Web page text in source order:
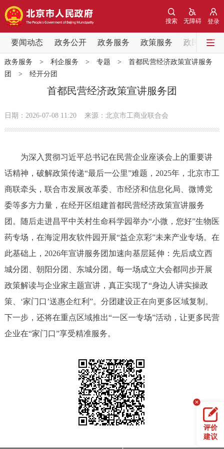
登录
无障碍
搜索
要闻动态 政务公开 政务服务 政策服务 政民互动
要闻动态
党中央精神 国务院信息 中央部委动态
北京要闻 会议信息 部门动态
各区热点
政务公开
市领导 机构职能 政策服务
政策兑现 政策解读 回应关切
决策公开 专题公开
个人服务 法人服务 部门服务
便民服务 利企服务 投资项目
12345网上接诉即办 我要咨询 我要建议
政务服务 > 利企服务 > 专题 > 首都民营经济政策宣讲服务
团
> 经开分团
首都民营经济政策宣讲服务团
日期：2026-07-08 11:20 来源：北京市工商业联合会
为深入贯彻习近平总书记在民营企业座谈会上的重要讲
话精神，破解政策传递“最后一公里”难题，2025年，北京市工
商联牵头，联合市发展改革委、市经济和信息化局、微博党
委等多方力量，在经开区组建首都民营经济政策宣讲服务
团。随后走进昌平中关村生命科学园举办“小微，您好”生物医
药专场，在海淀用友软件园开展“益企京彩”未来产业专场。在
此基础上，2026年宣讲服务团加速向基层延伸：先后成立西
城分团、朝阳分团、东城分团。每一场成立大会都同步开展
政策解读与企业家主题宣讲，真正实现了“身边人讲实操政
策、‘家门口’送惠企红利”。分团建设正在向更多区域复制。
下一步，还将在重点区域推出“一区一专场”活动，让更多民营
企业在“家门口”享受精准服务。
评价
建议